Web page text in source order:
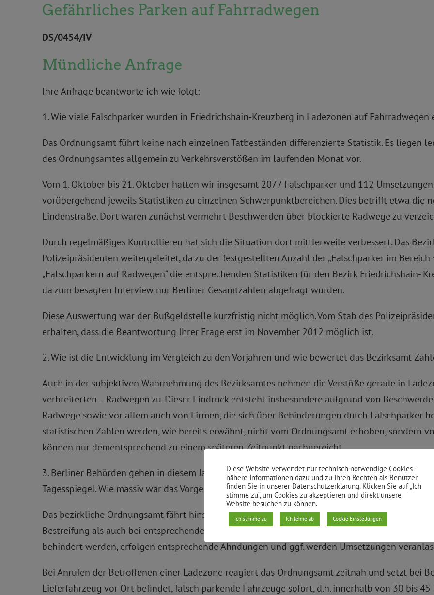
Gefährliches Parken auf Fahrradwegen
DS/0454/IV
Mündliche Anfrage
Ihre Anfrage beantworte ich wie folgt:
1. Wie viele Falschparker wurden in Friedrichshain-Kreuzberg in Ladezonen auf Fahrradwegen
Das Ordnungsamt führt keine nach einzelnen Tatbeständen differenzierte Statistik. Es liegen
des Ordnungsamtes allgemein zu Verkehrsverstößen im laufenden Monat vor.
Vom 1. Oktober bis 21. Oktober hatten wir insgesamt 2077 Falschparker und 112
vorübergehend jeweils Statistiken zu einzelnen Schwerpunktbereichen. Dies betrifft etwa die
Lindenstraße. Dort waren zunächst vermehrt Beschwerden über blockierte Radwege zu
Durch regelmäßiges Kontrollieren hat sich die Situation dort mittlerweile verbessert. Das
Polizeipräsidenten weitergeleitet, da zu der festgestellten Anzahl der „Falschparker im Bereich
„Falschparkern auf Radwegen“ die entsprechenden Statistiken für den Bezirk Friedrichshain-
da zum besagten Interview nur Berliner Gesamtzahlen abgefragt wurden.
Diese Auswertung war der Bußgeldstelle kurzfristig nicht möglich. Vom Stab des
erhalten, dass die Beantwortung Ihrer Frage erst im November 2012 möglich ist.
2. Wie ist die Entwicklung im Vergleich zu den Vorjahren und wie bewertet das Bezirksamt
Auch in der subjektiven Wahrnehmung des Bezirksamtes nehmen die Verstöße gerade in
verbreiterten – Radwegen zu. Dieser Eindruck entsteht insbesondere aufgrund von
Radwege sowie vor allem auch von Firmen, die sich über Behinderungen durch Falschparker
statistischen Zahlen werden, wie bereits erwähnt, nicht vom Ordnungsamt erhoben, sondern
können nur dementsprechend zu einem späteren Zeitpunkt nachgereicht.
3. Berliner Behörden gehen in diesem Jahr massiv gegen Falschparker vor allem in Ladezonen
Tagesspiegel. Wie massiv war das Vorgehen des Bezirksamtes?
Das bezirkliche Ordnungsamt fährt hinsichtlich der Falschparker in Ladezonen eine
Bestreifung als auch bei entsprechender Benachrichtigung durch Firmen bzw. Personen, die
behindert werden, erfolgen entsprechende Ahndungen und ggf. werden Umsetzungen
Bei Anrufen der Betroffenen einer Ladezone reagiert das Ordnungsamt zeitnah und setzt bei
Lieferfahrzeug vor Ort befindet, falsch parkende Fahrzeuge sofort, d.h. innerhalb von 30 bis
Diese Website verwendet nur technisch notwendige Cookies –
nähere Informationen dazu und zu Ihren Rechten als Benutzer
finden Sie in unserer Datenschutzerklärung. Klicken Sie auf „Ich
stimme zu“, um Cookies zu akzeptieren und direkt unsere
Website besuchen zu können.
Ich stimme zu Ich lehne ab Cookie Einstellungen